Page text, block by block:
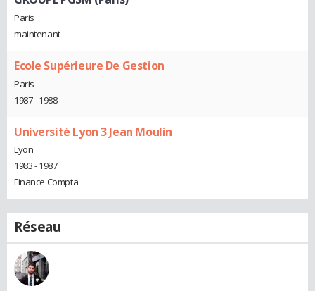
Paris
maintenant
Ecole Supérieure De Gestion
Paris
1987 - 1988
Université Lyon 3 Jean Moulin
Lyon
1983 - 1987
Finance Compta
Réseau